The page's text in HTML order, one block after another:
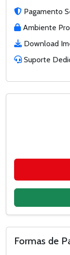
Pagamento
Ambiente
Download
Suporte
Formas de